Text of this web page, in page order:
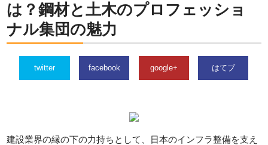
は？鋼材と土木のプロフェッショ
ナル集団の魅力
twitter facebook google+ はてブ
建設業界の縁の下の力持ちとして、日本のインフラ整備を支え